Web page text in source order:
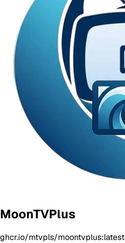
MoonTVPlus
ghcr.io/mtvpls/moontvplus:latest